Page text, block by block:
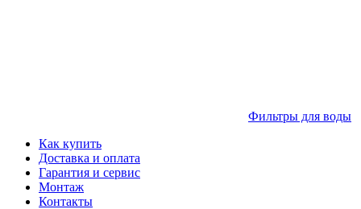
Фильтры для воды
Как купить
Доставка и оплата
Гарантия и сервис
Монтаж
Контакты